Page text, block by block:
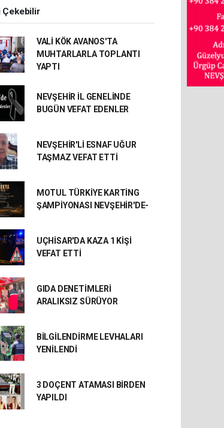
Çekebilir
VALİ KÖK AVANOS'TA
MUHTARLARLA TOPLANTI
YAPTI
NEVŞEHİR İL GENELİNDE
BUGÜN VEFAT EDENLER
NEVŞEHİR'Lİ ESNAF UĞUR
TAŞMAZ VEFAT ETTİ
MOTUL TÜRKİYE KARTİNG
ŞAMPİYONASI NEVŞEHİR'DE-
UÇHİSAR'DA KAZA 1 KİŞİ
VEFAT ETTİ
GIDA DENETİMLERİ
ARALIKSIZ SÜRÜYOR
BİLGİLENDİRME LEVHALARI
YENİLENDİ
3 DOÇENT ATAMASI BİRDEN
YAPILDI